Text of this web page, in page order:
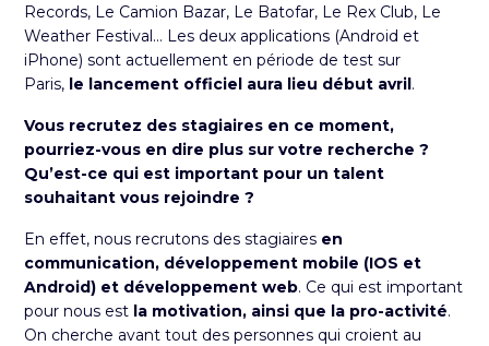
Records, Le Camion Bazar, Le Batofar, Le Rex Club, Le
Weather Festival… Les deux applications (Android et
iPhone) sont actuellement en période de test sur
Paris, le lancement officiel aura lieu début avril.
Vous recrutez des stagiaires en ce moment,
pourriez-vous en dire plus sur votre recherche ?
Qu’est-ce qui est important pour un talent
souhaitant vous rejoindre ?
En effet, nous recrutons des stagiaires en
communication, développement mobile (IOS et
Android) et développement web. Ce qui est important
pour nous est la motivation, ainsi que la pro-activité.
On cherche avant tout des personnes qui croient au